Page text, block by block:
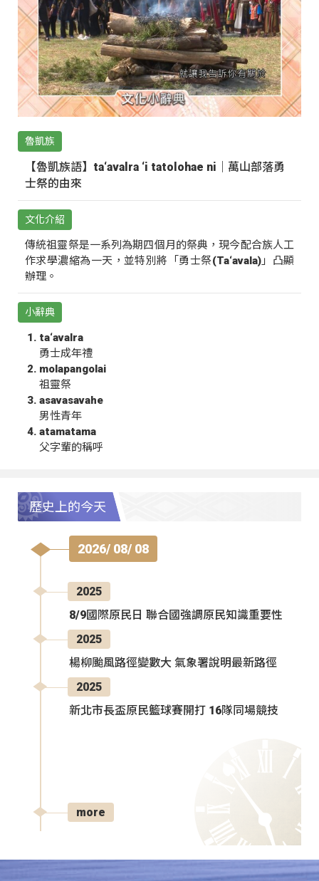
魯凱族
【魯凱族語】ta‘avalra ‘i tatolohae ni｜萬山部落勇
士祭的由來
文化介紹
傳統祖靈祭是一系列為期四個月的祭典，現今配合族人工
作求學濃縮為一天，並特別將「勇士祭(Ta‘avala)」凸顯
辦理。
小辭典
ta‘avalra
勇士成年禮
molapangolai
祖靈祭
asavasavahe
男性青年
atamatama
父字輩的稱呼
歷史上的今天
2026/ 08/ 08
2025
8/9國際原民日 聯合國強調原民知識重要性
2025
楊柳颱風路徑變數大 氣象署說明最新路徑
2025
新北市長盃原民籃球賽開打 16隊同場競技
more